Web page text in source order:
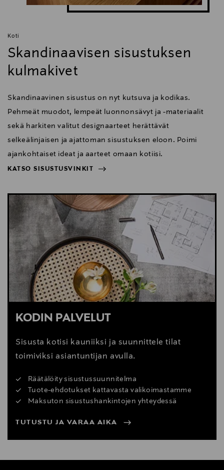
Koti
Skandinaavisen sisustuksen
kulmakivet
Skandinaavinen sisustus on nyt kutsuva ja kodikas.
Pehmeät muodot, lempeät luonnonsävyt ja -materiaalit
sekä harkiten valitut designaarteet herättävät
selkeälinjaisen ja ajattoman sisustuksen eloon. Poimi
ajankohtaiset ideat ja aarteet omaan kotiisi.
KATSO SISUSTUSVINKIT
KATSO SISUSTUSVINKIT
KODIN PALVELUT
Sisusta kotisi kauniiksi ja suunnittele tilat
toimiviksi asiantuntijan avulla.
Räätälöity sisustussuunnitelma
Tuote-ehdotukset kattavasta valikoimastamme
Maksuton sisustushankintojen yhteydessä
TUTUSTU JA VARAA AIKA